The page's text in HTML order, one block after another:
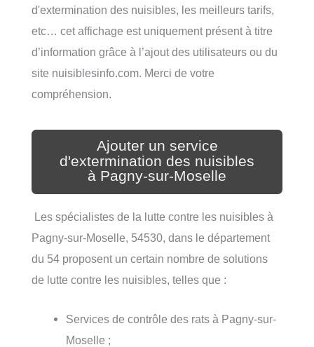
d'extermination des nuisibles, les meilleurs tarifs,
etc… cet affichage est uniquement présent à titre
d’information grâce à l’ajout des utilisateurs ou du
site nuisiblesinfo.com. Merci de votre
compréhension.
Ajouter un service
d'extermination des nuisibles
à Pagny-sur-Moselle
Les spécialistes de la lutte contre les nuisibles à
Pagny-sur-Moselle, 54530, dans le département
du 54 proposent un certain nombre de solutions
de lutte contre les nuisibles, telles que :
Services de contrôle des rats à Pagny-sur-
Moselle ;